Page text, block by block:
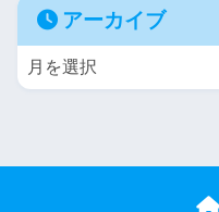
アーカイブ